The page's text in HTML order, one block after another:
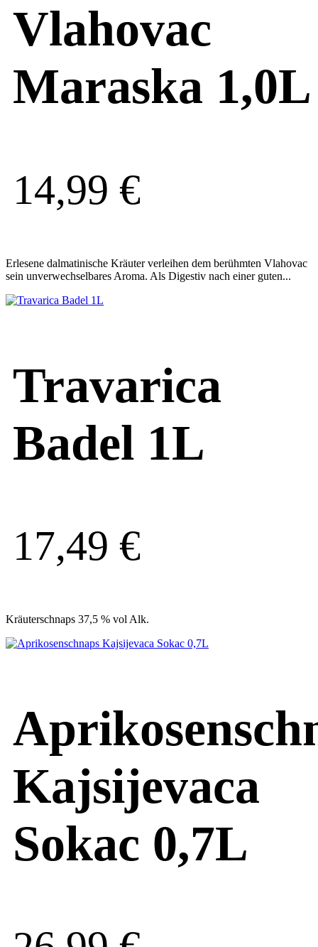
Vlahovac
Maraska 1,0L
14,99 €
Erlesene dalmatinische Kräuter verleihen dem berühmten Vlahovac
sein unverwechselbares Aroma. Als Digestiv nach einer guten...
Travarica
Badel 1L
17,49 €
Kräuterschnaps 37,5 % vol Alk.
Kajsijevaca
Sokac 0,7L